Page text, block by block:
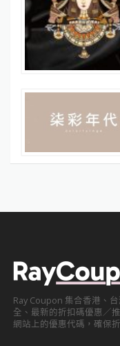
Ray Coupon 集合香港、
全、最新的折扣碼優惠／
網站上的優惠代碼，確保